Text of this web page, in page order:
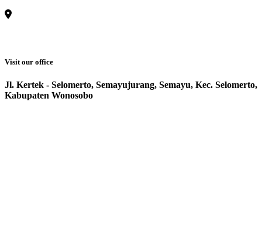
Visit our office
Jl. Kertek - Selomerto, Semayujurang, Semayu, Kec. Selomerto,
Kabupaten Wonosobo